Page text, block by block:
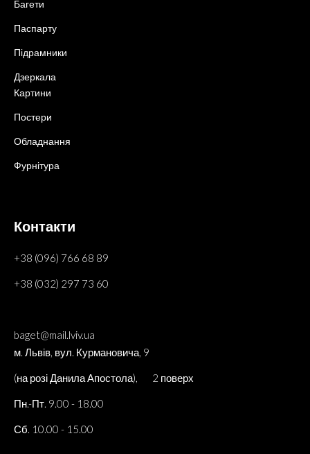
Багети
Паспарту
Підрамники
Дзеркала
Картини
Постери
Обладнання
Фурнітура
Контакти
+38 (096) 766 68 89
+38 (032) 297 73 60
baget@mail.lviv.ua
м. Львів, вул. Курмановича, 9
(на розі Данила Апостола), 2 поверх
Пн.-Пт. 9.00 - 18.00
Сб. 10.00 - 15.00